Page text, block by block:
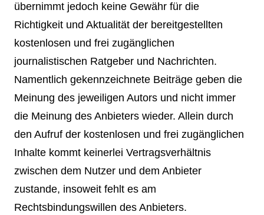
übernimmt jedoch keine Gewähr für die
Richtigkeit und Aktualität der bereitgestellten
kostenlosen und frei zugänglichen
journalistischen Ratgeber und Nachrichten.
Namentlich gekennzeichnete Beiträge geben die
Meinung des jeweiligen Autors und nicht immer
die Meinung des Anbieters wieder. Allein durch
den Aufruf der kostenlosen und frei zugänglichen
Inhalte kommt keinerlei Vertragsverhältnis
zwischen dem Nutzer und dem Anbieter
zustande, insoweit fehlt es am
Rechtsbindungswillen des Anbieters.